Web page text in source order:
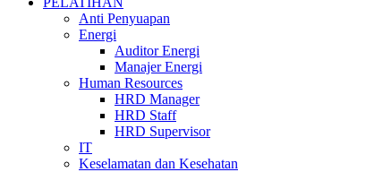
Anti Penyuapan
Energi
Auditor Energi
Manajer Energi
Human Resources
HRD Manager
HRD Staff
HRD Supervisor
IT
Keselamatan dan Kesehatan